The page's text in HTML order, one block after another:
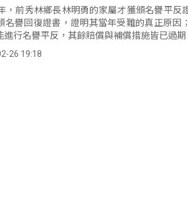
，前秀林鄉長林明勇的家屬才獲頒名譽平反
名譽回復證書，證明其當年受難的真正原因
進行名譽平反，其餘賠償與補償措施皆已過期
26 19:18